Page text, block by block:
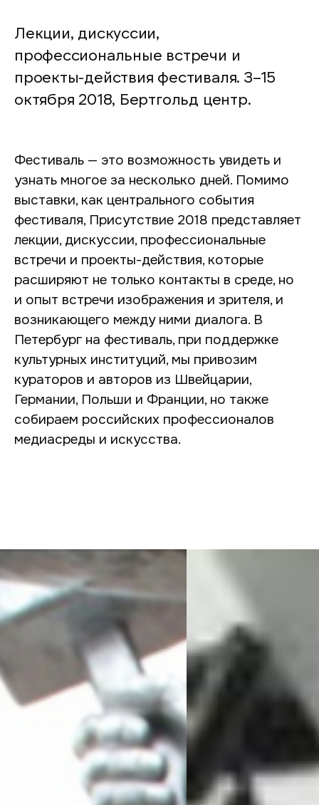
Лекции, дискуссии,
профессиональные встречи и
проекты-действия фестиваля. 3–15
октября 2018, Бертгольд центр.
Фестиваль — это возможность увидеть и
узнать многое за несколько дней. Помимо
выставки, как центрального события
фестиваля, Присутствие 2018 представляет
лекции, дискуссии, профессиональные
встречи и проекты-действия, которые
расширяют не только контакты в среде, но
и опыт встречи изображения и зрителя, и
возникающего между ними диалога. В
Петербург на фестиваль, при поддержке
культурных институций, мы привозим
кураторов и авторов из Швейцарии,
Германии, Польши и Франции, но также
собираем российских профессионалов
медиасреды и искусства.